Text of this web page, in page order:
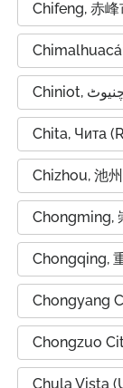
Chifeng, 赤峰
Chita, Чита
Chizhou, 池
Chongming,
Chongqing,
Chongyang
Chongzuo
Chula Vista